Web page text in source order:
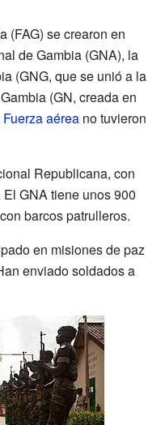
(FAG) se crearon en
de Gambia (GNA), la
(GNG, que se unió a la
(GN, creada en
Fuerza aérea no tuvieron
Republicana, con
GNA tiene unos 900
barcos patrulleros.
en misiones de paz
enviado soldados a